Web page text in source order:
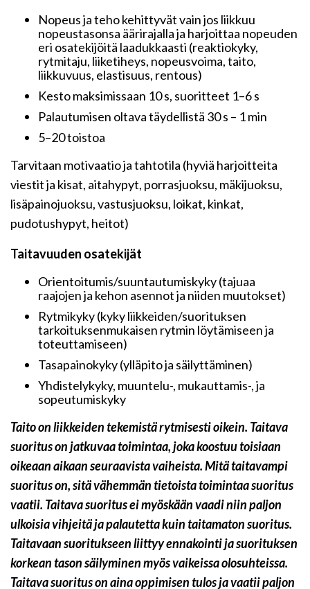
Nopeus ja teho kehittyvät vain jos liikkuu
nopeustasonsa äärirajalla ja harjoittaa nopeuden
eri osatekijöitä laadukkaasti (reaktiokyky,
rytmitaju, liiketiheys, nopeusvoima, taito,
liikkuvuus, elastisuus, rentous)
Kesto maksimissaan 10 s, suoritteet 1–6 s
Palautumisen oltava täydellistä 30 s – 1 min
5–20 toistoa
Tarvitaan motivaatio ja tahtotila (hyviä harjoitteita
viestit ja kisat, aitahypyt, porrasjuoksu, mäkijuoksu,
lisäpainojuoksu, vastusjuoksu, loikat, kinkat,
pudotushypyt, heitot)
Taitavuuden osatekijät
Orientoitumis/suuntautumiskyky (tajuaa
raajojen ja kehon asennot ja niiden muutokset)
Rytmikyky (kyky liikkeiden/suorituksen
tarkoituksenmukaisen rytmin löytämiseen ja
toteuttamiseen)
Tasapainokyky (ylläpito ja säilyttäminen)
Yhdistelykyky, muuntelu-, mukauttamis-, ja
sopeutumiskyky
Taito on liikkeiden tekemistä rytmisesti oikein. Taitava
suoritus on jatkuvaa toimintaa, joka koostuu toisiaan
oikeaan aikaan seuraavista vaiheista. Mitä taitavampi
suoritus on, sitä vähemmän tietoista toimintaa suoritus
vaatii. Taitava suoritus ei myöskään vaadi niin paljon
ulkoisia vihjeitä ja palautetta kuin taitamaton suoritus.
Taitavaan suoritukseen liittyy ennakointi ja suorituksen
korkean tason säilyminen myös vaikeissa olosuhteissa.
Taitava suoritus on aina oppimisen tulos ja vaatii paljon